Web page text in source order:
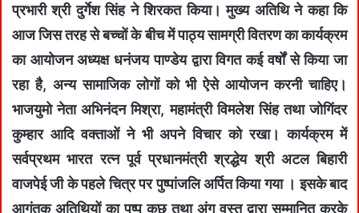
प्रभारी श्री दुर्गेश सिंह ने शिरकत किया। मुख्य अतिथि ने कहा कि
आज जिस तरह से बच्चों के बीच में पाठ्य सामग्री वितरण का कार्यक्रम
का आयोजन अध्यक्ष धनंजय पाण्डेय द्वारा विगत कई वर्षों से किया जा
रहा है, अन्य सामाजिक लोगों को भी ऐसे आयोजन करनी चाहिए।
भाजयुमो नेता अभिनंदन मिश्रा, महामंत्री विमलेश सिंह तथा जोगिंदर
कुम्हार आदि वक्ताओं ने भी अपने विचार को रखा। कार्यक्रम में
सर्वप्रथम भारत रत्न पूर्व प्रधानमंत्री श्रद्धेय श्री अटल बिहारी
वाजपेई जी के पहले चित्र पर पुष्पांजलि अर्पित किया गया । इसके बाद
आगंतुक अतिथियों का पुष्प कुछ तथा अंग वस्तु द्वारा सम्मानित करके